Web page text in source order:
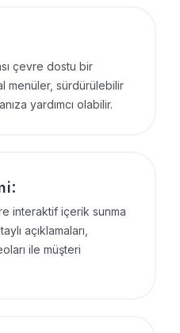
çevre dostu bir
menüler, sürdürülebilir
yardımcı olabilir.
interaktif içerik sunma
açıklamaları,
ile müşteri